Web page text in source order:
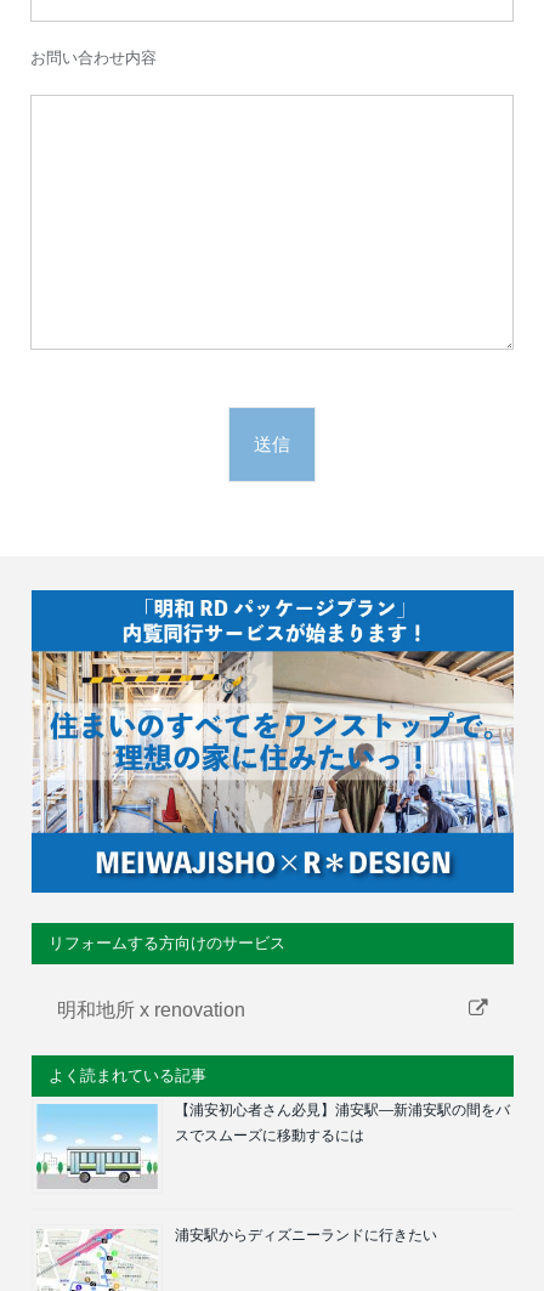
お問い合わせ内容
リフォームする方向けのサービス
明和地所 x renovation
よく読まれている記事
【浦安初心者さん必見】浦安駅―新浦安駅の間をバ
スでスムーズに移動するには
浦安駅からディズニーランドに行きたい